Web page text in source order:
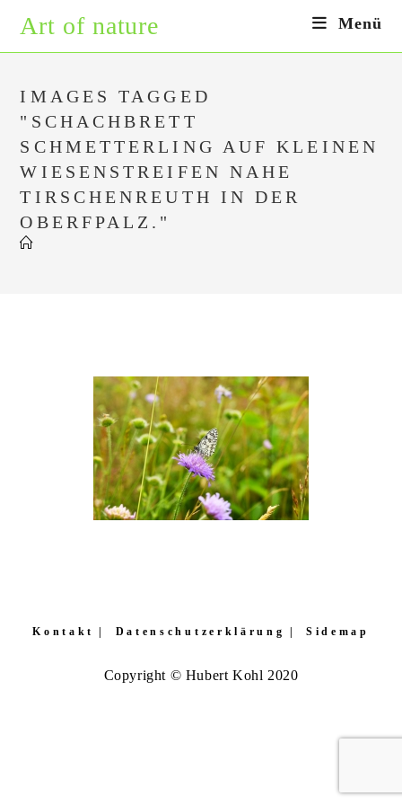
Inhalt
springen
Art of nature Menü
IMAGES TAGGED
"SCHACHBRETT
SCHMETTERLING AUF KLEINEN
WIESENSTREIFEN NAHE
TIRSCHENREUTH IN DER
OBERFPALZ."
Kontakt Datenschutzerklärung Sidemap
Copyright © Hubert Kohl 2020